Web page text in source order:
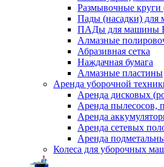
Размывочные
Пады (насадки) для
ПАДы для машины
Алмазные
Абразивная сетка
Наждачная бумага
Алмазные пластины
Аренда уборочной
Аренда дисковых
Аренда пылесосов,
Аренда
Аренда сетевых
Аренда
Колеса для уборочных